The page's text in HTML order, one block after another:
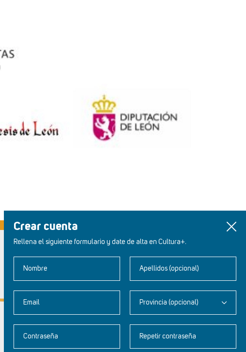
Crear cuenta
Rellena el siguiente formulario y date de alta en Cultura+.
Nombre Apellidos (opcional)
Email Provincia (opcional)
Contraseña Repetir contraseña
Newsletter
Aviso legal